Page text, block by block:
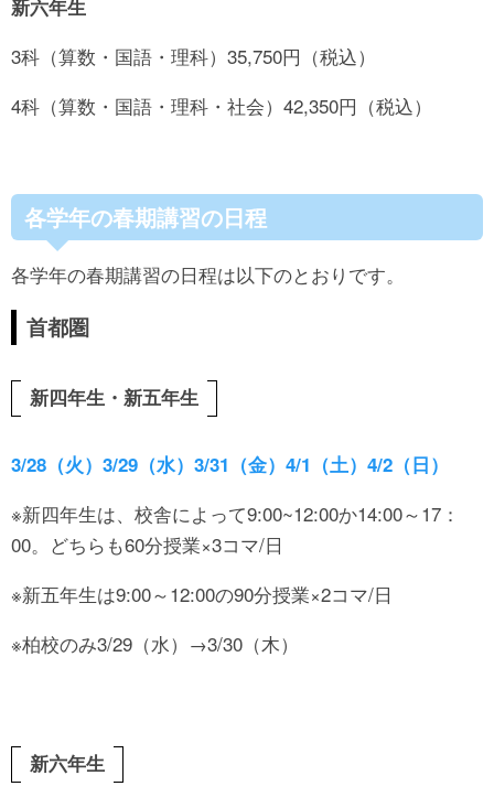
新六年生
3科（算数・国語・理科）35,750円（税込）
4科（算数・国語・理科・社会）42,350円（税込）
各学年の春期講習の日程
各学年の春期講習の日程は以下のとおりです。
首都圏
新四年生・新五年生
3/28（火）3/29（水）3/31（金）4/1（土）4/2（日）
※新四年生は、校舎によって9:00~12:00か14:00～17：
00。どちらも60分授業×3コマ/日
※新五年生は9:00～12:00の90分授業×2コマ/日
※柏校のみ3/29（水）→3/30（木）
新六年生